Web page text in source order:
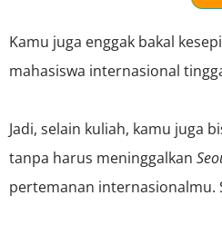
Kamu juga enggak bakal
mahasiswa internasional
Jadi, selain kuliah, kamu juga
tanpa harus meninggalkan
pertemanan internasionalmu.